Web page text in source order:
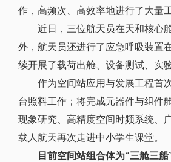
作，高频次、高效率地进行了大量工
近日，三位航天员在天和核心
外，航天员还进行了应急呼吸装置
续开展了载荷出舱、设备测试、实
作为空间站应用与发展工程首
台照料工作；将完成元器件与组件
现象研究、高精度空间时频系统、
载人航天再次走进中小学生课堂。
目前空间站组合体为“三舱三船